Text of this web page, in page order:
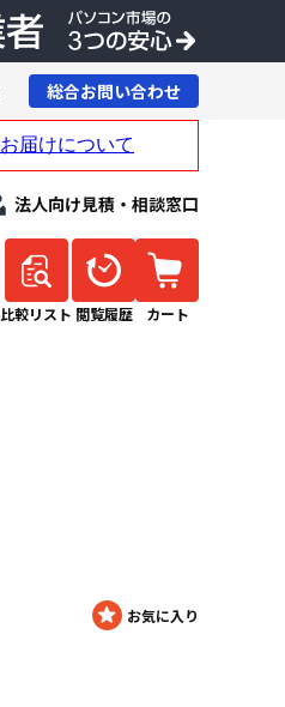
法人向け見積・相談窓口
比較リスト 閲覧履歴 カート
総合お問い合わせ